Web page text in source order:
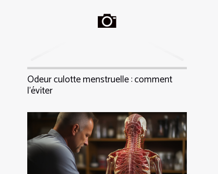
Odeur culotte menstruelle : comment
l’éviter